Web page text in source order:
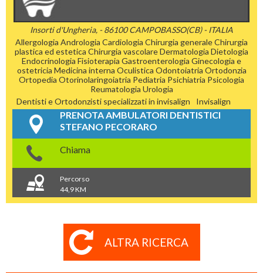
Insorti d'Ungheria, - 86100 CAMPOBASSO(CB) - ITALIA
Allergologia Andrologia Cardiologia Chirurgia generaleChirurgia
plastica ed estetica Chirurgia vascolareDermatologia Dietologia
Endocrinologia Fisioterapia Gastroenterologia Ginecologia e
ostetricia Medicina interna Oculistica Odontoiatria Ortodonzia
Ortopedia Otorinolaringoiatria Pediatria Psichiatria Psicologia
Reumatologia Urologia
Dentisti e Ortodonzisti specializzati in invisalign
Invisalign
PRENOTA AMBULATORI DENTISTICI
STEFANO PECORARO
Chiama
Percorso
44,9 KM
ALTRA RICERCA